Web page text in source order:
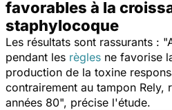
favorables à la
staphylocoque
Les résultats sont rassurants :
pendant les règles ne favorise
production de la toxine
contrairement au tampon Rely,
années 80", précise l'étude.